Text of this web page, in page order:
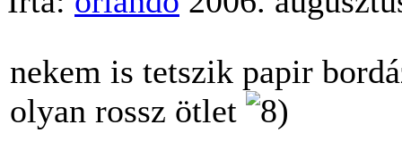
nekem is tetszik papir
olyan rossz ötlet